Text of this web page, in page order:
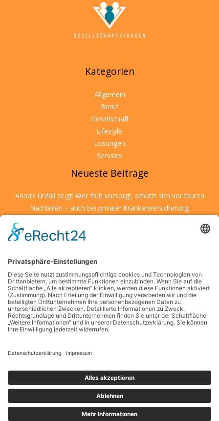
Kategorien
Allgemein
Beruf
Gesellschaft
Lifestyle
Lösungen
Services
Neueste Beiträge
Anna’s Unfall zeigt: Wer früh vorsorgt, schützt sich vor teuren
Nachteilen – auch bei privater Krankenversicherung
Entscheidungsfähigkeit unter fremden Bedingungen
– was Eltern jetzt wissen sollten
Die Suche nach finanzieller Unabhängigkeit in modernen
Großstädten
Schlagwörter
Copyright © 2026 Gesellschaftsfragen
Datenschutz
Impressum